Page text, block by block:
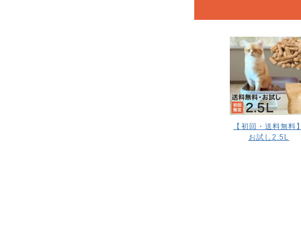
【初回・送料無料】
お試し2.5L